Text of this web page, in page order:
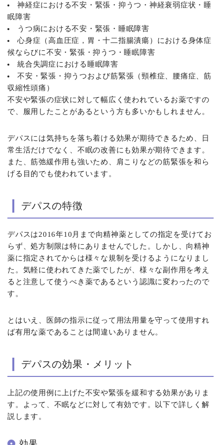
神経症における不安・緊張・抑うつ・神経衰弱症状・睡
眠障害
うつ病における不安・緊張・睡眠障害
心身症（高血圧症，胃・十二指腸潰瘍）における身体症
候ならびに不安・緊張・抑うつ・睡眠障害
統合失調症における睡眠障害
不安・緊張・抑うつおよび筋緊張（頸椎症、腰痛症、筋
収縮性頭痛）
不安や緊張の症状に対して幅広く使われているお薬ですの
で、服用したことがあるという方も多いかもしれません。
デパスには気持ちを落ち着ける効果が期待できるため、日
常生活だけでなく、不眠の改善にも効果が期待できます。
また、筋弛緩作用も強いため、肩こりなどの筋緊張を和ら
げる目的でも使われています。
デパスの特徴
デパスは2016年10月まで向精神薬としての指定を受けてお
らず、処方制限は特にありませんでした。しかし、向精神
薬に指定されてからは様々な規制を受けるようになりまし
た。気軽に使われてきた薬でしたが、様々な副作用を考え
ると注意して使うべき薬であるという認識に変わったので
す。
とはいえ、医師の指示に従って用法用量を守って使用すれ
ば有用な薬であることは間違いありません。
デパスの効果・メリット
上記の使用例に上げた不安や緊張を緩和する効果がありま
す。よって、不眠などに対して有効です。以下で詳しく解
説します。